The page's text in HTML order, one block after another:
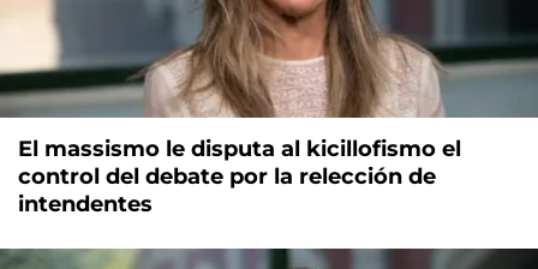
El massismo le disputa al kicillofismo el
control del debate por la relección de
intendentes